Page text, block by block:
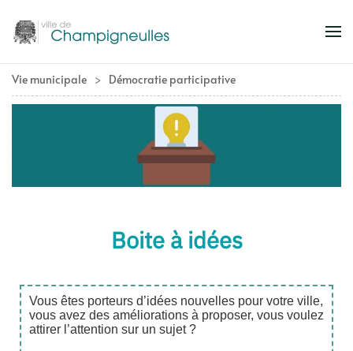
Accéder au contenu principal
Vie municipale Démocratie participative
Boite à idées
Vous êtes porteurs d’idées nouvelles pour votre ville,
vous avez des améliorations à proposer, vous voulez
attirer l’attention sur un sujet ?